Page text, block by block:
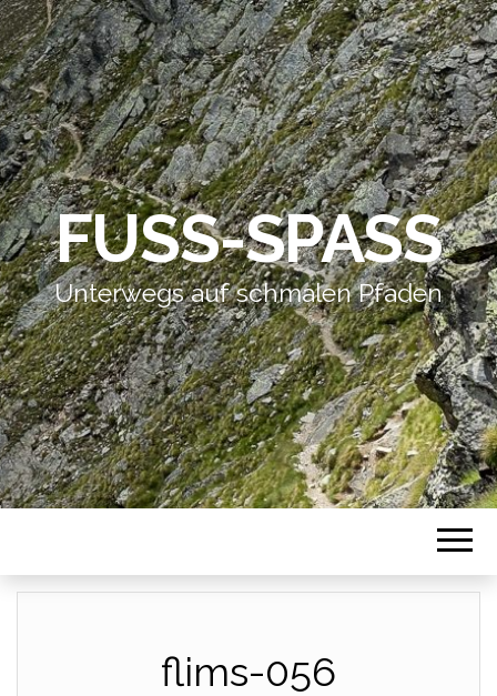
FUSS-SPASS
Unterwegs auf schmalen Pfaden
flims-056